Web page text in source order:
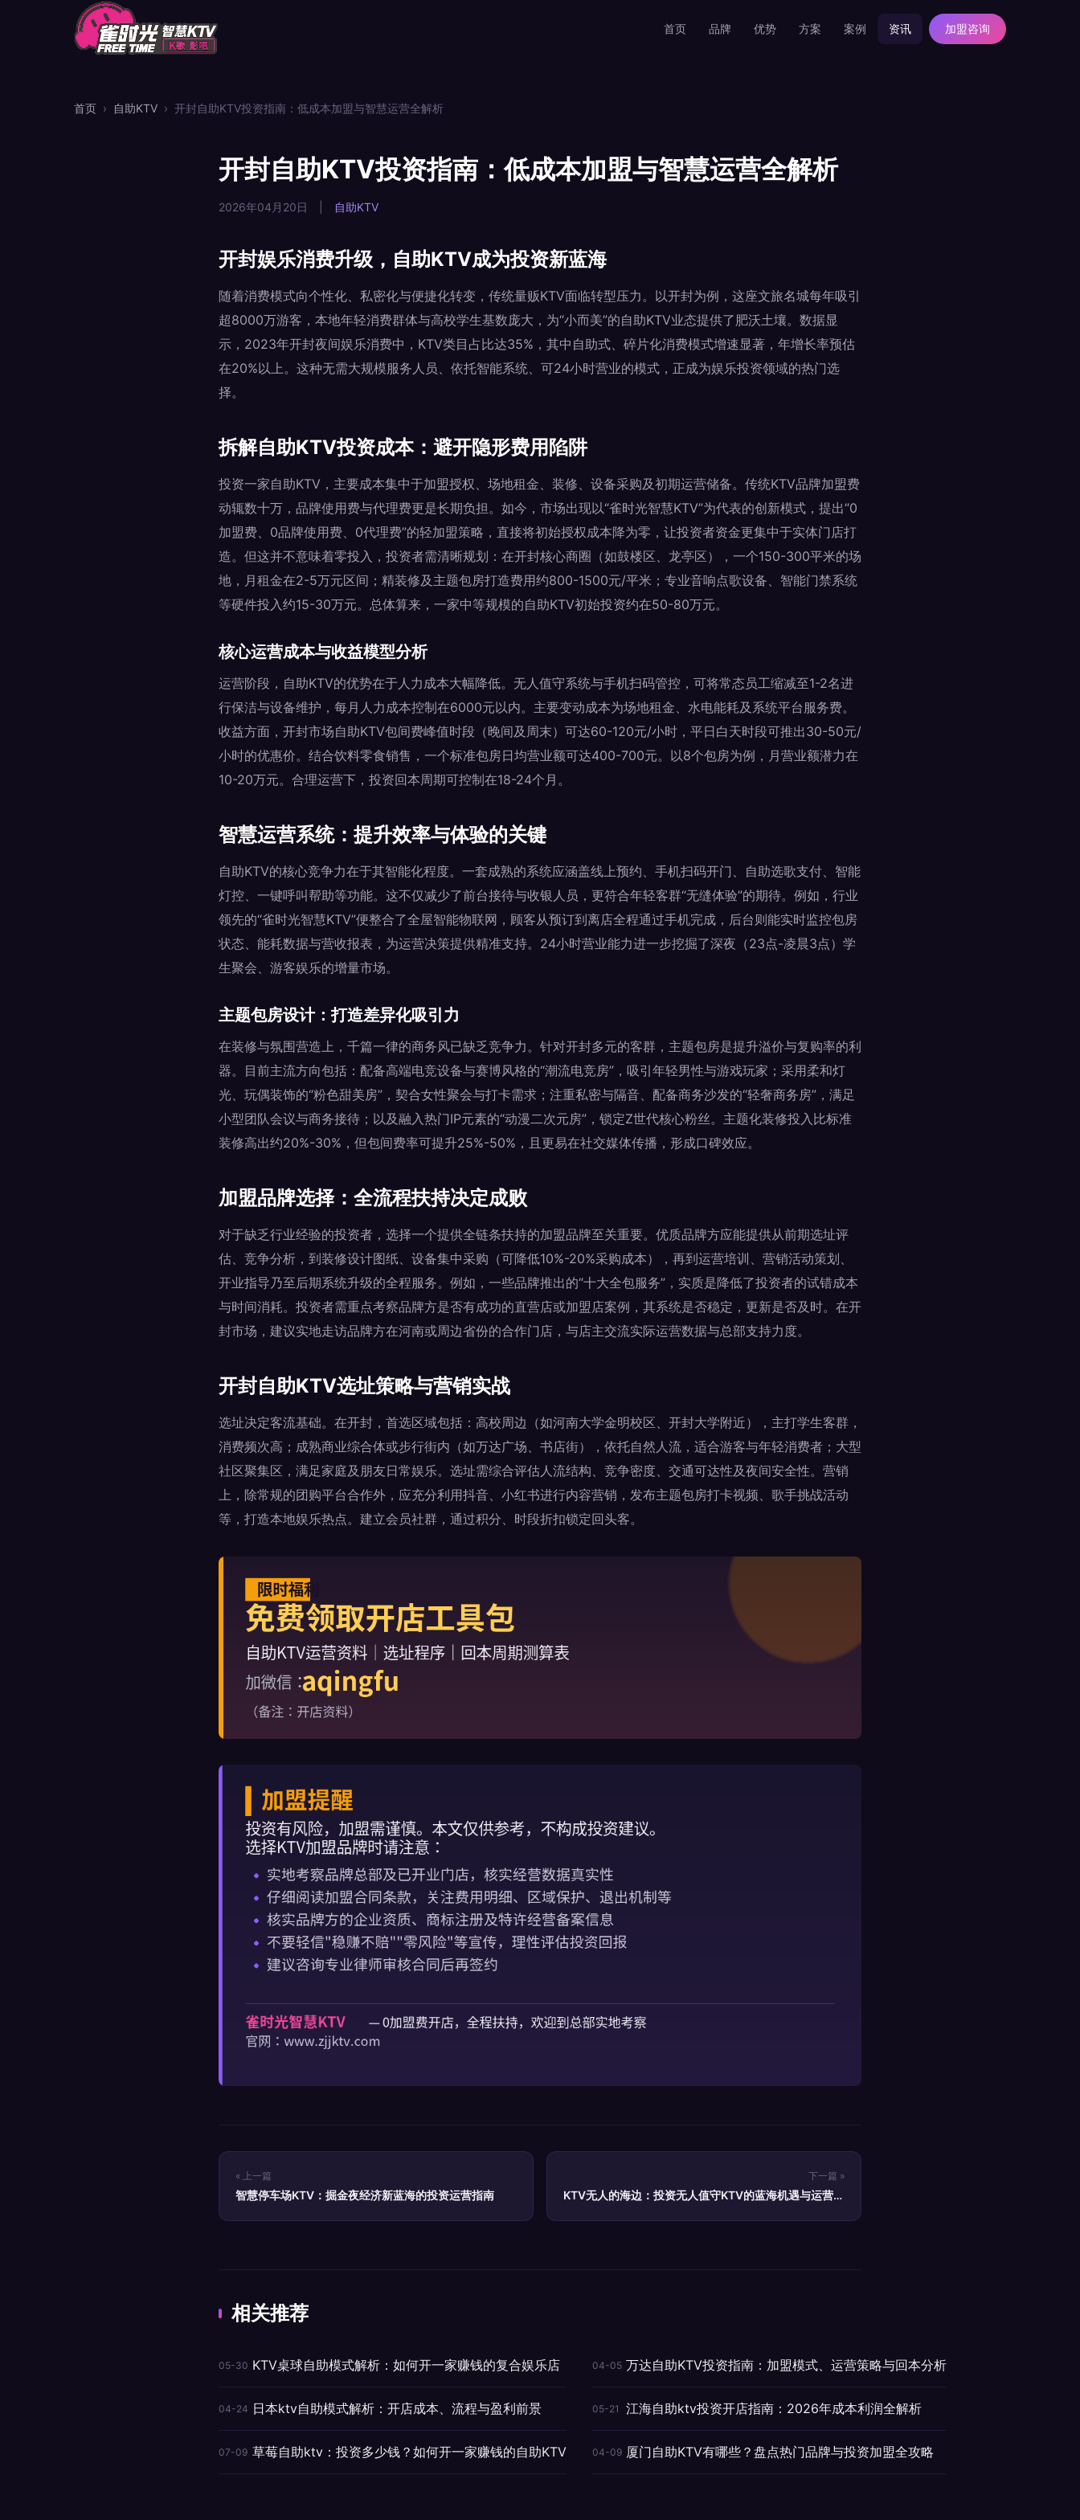
首页 品牌 优势 方案 案例 资讯 加盟咨询
首页 › 自助KTV › 开封自助KTV投资指南：低成本加盟与智慧运营全解析
开封自助KTV投资指南：低成本加盟与智慧运营全解析
2026年04月20日 自助KTV
开封娱乐消费升级，自助KTV成为投资新蓝海
随着消费模式向个性化、私密化与便捷化转变，传统量贩KTV面临转型压力。以开封为例，这座文旅名城每年吸引
超8000万游客，本地年轻消费群体与高校学生基数庞大，为“小而美”的自助KTV业态提供了肥沃土壤。数据显
示，2023年开封夜间娱乐消费中，KTV类目占比达35%，其中自助式、碎片化消费模式增速显著，年增长率预估
在20%以上。这种无需大规模服务人员、依托智能系统、可24小时营业的模式，正成为娱乐投资领域的热门选
择。
拆解自助KTV投资成本：避开隐形费用陷阱
投资一家自助KTV，主要成本集中于加盟授权、场地租金、装修、设备采购及初期运营储备。传统KTV品牌加盟费
动辄数十万，品牌使用费与代理费更是长期负担。如今，市场出现以“雀时光智慧KTV”为代表的创新模式，提出“0
加盟费、0品牌使用费、0代理费”的轻加盟策略，直接将初始授权成本降为零，让投资者资金更集中于实体门店打
造。但这并不意味着零投入，投资者需清晰规划：在开封核心商圈（如鼓楼区、龙亭区），一个150-300平米的场
地，月租金在2-5万元区间；精装修及主题包房打造费用约800-1500元/平米；专业音响点歌设备、智能门禁系统
等硬件投入约15-30万元。总体算来，一家中等规模的自助KTV初始投资约在50-80万元。
核心运营成本与收益模型分析
运营阶段，自助KTV的优势在于人力成本大幅降低。无人值守系统与手机扫码管控，可将常态员工缩减至1-2名进
行保洁与设备维护，每月人力成本控制在6000元以内。主要变动成本为场地租金、水电能耗及系统平台服务费。
收益方面，开封市场自助KTV包间费峰值时段（晚间及周末）可达60-120元/小时，平日白天时段可推出30-50元/
小时的优惠价。结合饮料零食销售，一个标准包房日均营业额可达400-700元。以8个包房为例，月营业额潜力在
10-20万元。合理运营下，投资回本周期可控制在18-24个月。
智慧运营系统：提升效率与体验的关键
自助KTV的核心竞争力在于其智能化程度。一套成熟的系统应涵盖线上预约、手机扫码开门、自助选歌支付、智能
灯控、一键呼叫帮助等功能。这不仅减少了前台接待与收银人员，更符合年轻客群“无缝体验”的期待。例如，行业
领先的“雀时光智慧KTV”便整合了全屋智能物联网，顾客从预订到离店全程通过手机完成，后台则能实时监控包房
状态、能耗数据与营收报表，为运营决策提供精准支持。24小时营业能力进一步挖掘了深夜（23点-凌晨3点）学
生聚会、游客娱乐的增量市场。
主题包房设计：打造差异化吸引力
在装修与氛围营造上，千篇一律的商务风已缺乏竞争力。针对开封多元的客群，主题包房是提升溢价与复购率的利
器。目前主流方向包括：配备高端电竞设备与赛博风格的“潮流电竞房”，吸引年轻男性与游戏玩家；采用柔和灯
光、玩偶装饰的“粉色甜美房”，契合女性聚会与打卡需求；注重私密与隔音、配备商务沙发的“轻奢商务房”，满足
小型团队会议与商务接待；以及融入热门IP元素的“动漫二次元房”，锁定Z世代核心粉丝。主题化装修投入比标准
装修高出约20%-30%，但包间费率可提升25%-50%，且更易在社交媒体传播，形成口碑效应。
加盟品牌选择：全流程扶持决定成败
对于缺乏行业经验的投资者，选择一个提供全链条扶持的加盟品牌至关重要。优质品牌方应能提供从前期选址评
估、竞争分析，到装修设计图纸、设备集中采购（可降低10%-20%采购成本），再到运营培训、营销活动策划、
开业指导乃至后期系统升级的全程服务。例如，一些品牌推出的“十大全包服务”，实质是降低了投资者的试错成本
与时间消耗。投资者需重点考察品牌方是否有成功的直营店或加盟店案例，其系统是否稳定，更新是否及时。在开
封市场，建议实地走访品牌方在河南或周边省份的合作门店，与店主交流实际运营数据与总部支持力度。
开封自助KTV选址策略与营销实战
选址决定客流基础。在开封，首选区域包括：高校周边（如河南大学金明校区、开封大学附近），主打学生客群，
消费频次高；成熟商业综合体或步行街内（如万达广场、书店街），依托自然人流，适合游客与年轻消费者；大型
社区聚集区，满足家庭及朋友日常娱乐。选址需综合评估人流结构、竞争密度、交通可达性及夜间安全性。营销
上，除常规的团购平台合作外，应充分利用抖音、小红书进行内容营销，发布主题包房打卡视频、歌手挑战活动
等，打造本地娱乐热点。建立会员社群，通过积分、时段折扣锁定回头客。
« 上一篇
智慧停车场KTV：掘金夜经济新蓝海的投资运营指南
下一篇 »
KTV无人的海边：投资无人值守KTV的蓝海机遇与运营指
相关推荐
05-30 KTV桌球自助模式解析：如何开一家赚钱的复合娱乐店 04-05 万达自助KTV投资指南：加盟模式、运营策略与回本分析
04-24 日本ktv自助模式解析：开店成本、流程与盈利前景 05-21 江海自助ktv投资开店指南：2026年成本利润全解析
07-09 草莓自助ktv：投资多少钱？如何开一家赚钱的自助KTV 04-09 厦门自助KTV有哪些？盘点热门品牌与投资加盟全攻略